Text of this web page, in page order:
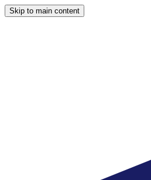
Skip to main content